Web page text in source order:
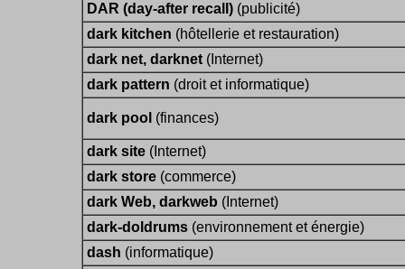
DAR (day-after recall) (publicité)
dark kitchen (hôtellerie et restauration)
dark net, darknet (Internet)
dark pattern (droit et informatique)
dark pool (finances)
dark site (Internet)
dark store (commerce)
dark Web, darkweb (Internet)
dark-doldrums (environnement et énergie)
dash (informatique)